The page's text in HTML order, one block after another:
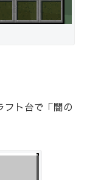
フト台で「闇の